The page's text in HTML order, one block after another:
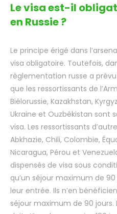
Le visa est-il
en Russie ?
Le principe érigé dans
visa obligatoire. Toutefois,
règlementation russe a
que les ressortissants de
Biélorussie, Kazakhstan,
Ukraine et Ouzbékistan sont
visa. Les ressortissants
Abkhazie, Chili, Colombie,
Nicaragua, Pérou et
dispensés de visa sous
qu’un séjour maximum de
leur entrée. Ils n’en
séjour maximum de 90 jours.